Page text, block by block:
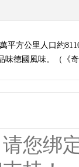
平方公里人口約
德國風味。（《